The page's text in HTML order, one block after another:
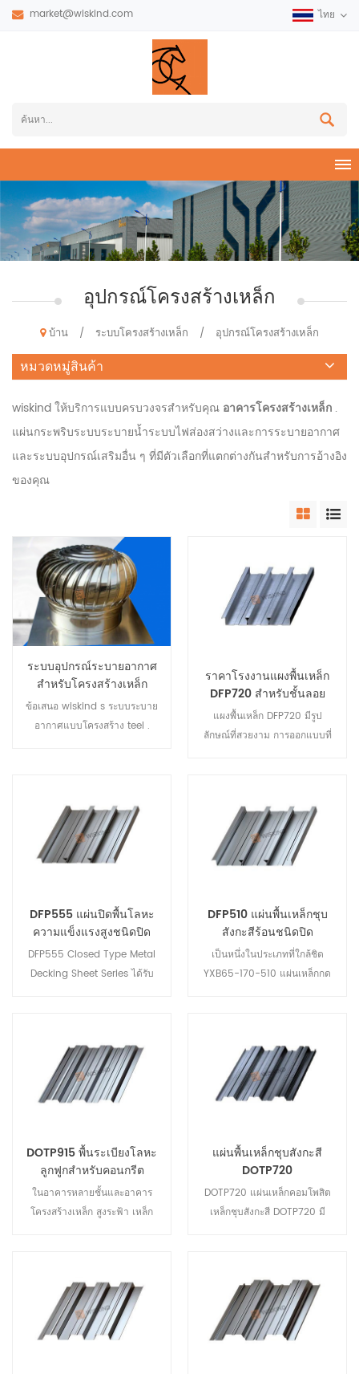
market@wiskind.com ไทย
อุปกรณ์โครงสร้างเหล็ก
บ้าน / ระบบโครงสร้างเหล็ก / อุปกรณ์โครงสร้างเหล็ก
หมวดหมู่สินค้า
wiskind ให้บริการแบบครบวงจรสำหรับคุณ อาคารโครงสร้างเหล็ก .
แผ่นกระพริบระบบระบายน้ำระบบไฟส่องสว่างและการระบายอากาศ
และระบบอุปกรณ์เสริมอื่น ๆ ที่มีตัวเลือกที่แตกต่างกันสำหรับการอ้างอิง
ของคุณ
ระบบอุปกรณ์ระบายอากาศ
สำหรับโครงสร้างเหล็ก
ข้อเสนอ wiskind s ระบบระบาย
อากาศแบบโครงสร้าง teel .
ราคาโรงงานแผงพื้นเหล็ก
DFP720 สำหรับชั้นลอย
แผงพื้นเหล็ก DFP720 มีรูป
ลักษณ์ที่สวยงาม การออกแบบที่
สูง ผลกันน้ำที่ดี; ใช้กันอย่างแพร่
หลายสามารถใช้ร่วมกับวัสดุ
ฉนวนความร้อนต่างๆและชั้นล่าง
ต่างๆเพื่อสร้างฉนวนกันความ
ฉนวน
DFP555 แผ่นปิดพื้นโลหะ
ความแข็งแรงสูงชนิดปิด
DFP555 Closed Type Metal
Decking Sheet Series ได้รับ
เชื่อมต่อกับคอนกรีตที่ตราไว้ด้วย
แรงเฉือนที่เชื่อมต่อ ซีรีย์พื้น
ระเบียงแบบผสมผสานนี้ใช้
ประโยชน์จากวัสดุทั้งสองอย่าง
น้ำหนักเบา มีความแข็งแรงสูง มี
ความแข็งแรงสูง ก่อสร้างง่าย
และผลิตในโรงงานอุตสาหกรรม
DFP510 แผ่นพื้นเหล็กชุบ
สังกะสีร้อนชนิดปิด
เป็นหนึ่งในประเภทที่ใกล้ชิด
YXB65-170-510 แผ่นเหล็กกด
โลหะชุบสังกะสี มักทำจากเหล็ก
อาบสังกะสีแบบจุ่มร้อน แบ่งออก
เป็นแบบเปิดและแบบปิด
DOTP915 พื้นระเบียงโลหะ
ลูกฟูกสำหรับคอนกรีต
ในอาคารหลายชั้นและอาคาร
โครงสร้างเหล็ก สูงระฟ้า เหล็ก
กล่าว แผ่นแบริ่งรับน้ำหนักการ
ก่อสร้างระหว่างการก่อสร้าง และ
ทำหน้าที่กับคอนกรีตระหว่างการ
แผ่นพื้นเหล็กชุบสังกะสี
DOTP720
DOTP720 แผ่นเหล็กคอมโพสิต
เหล็กชุบสังกะสี DOTP720 มี
อัปเดตได้ง่าย และสะดวกสำหรับ
การผลิตภาคอุตสาหกรรม จุด.